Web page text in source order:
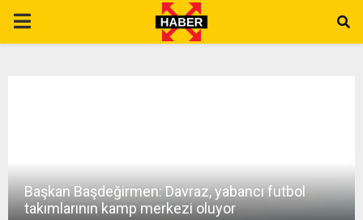
P
ABaşkan Başdeğirmen: Davraz, yabancı futbol
takımlarının kamp merkezi oluyor